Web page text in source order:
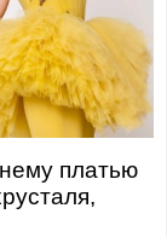
платью